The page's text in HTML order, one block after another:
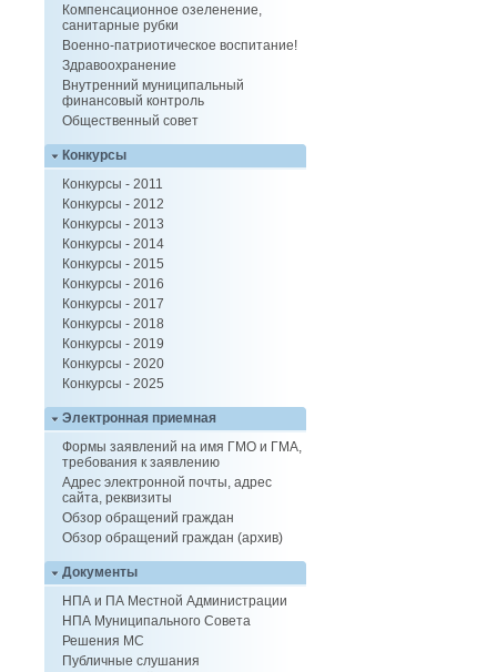
Компенсационное озеленение,
санитарные рубки
Военно-патриотическое воспитание!
Здравоохранение
Внутренний муниципальный
финансовый контроль
Общественный совет
Конкурсы
Конкурсы - 2011
Конкурсы - 2012
Конкурсы - 2013
Конкурсы - 2014
Конкурсы - 2015
Конкурсы - 2016
Конкурсы - 2017
Конкурсы - 2018
Конкурсы - 2019
Конкурсы - 2020
Конкурсы - 2025
Электронная приемная
Формы заявлений на имя ГМО и ГМА,
требования к заявлению
Адрес электронной почты, адрес
сайта, реквизиты
Обзор обращений граждан
Обзор обращений граждан (архив)
Документы
НПА и ПА Местной Администрации
НПА Муниципального Совета
Решения МС
Публичные слушания